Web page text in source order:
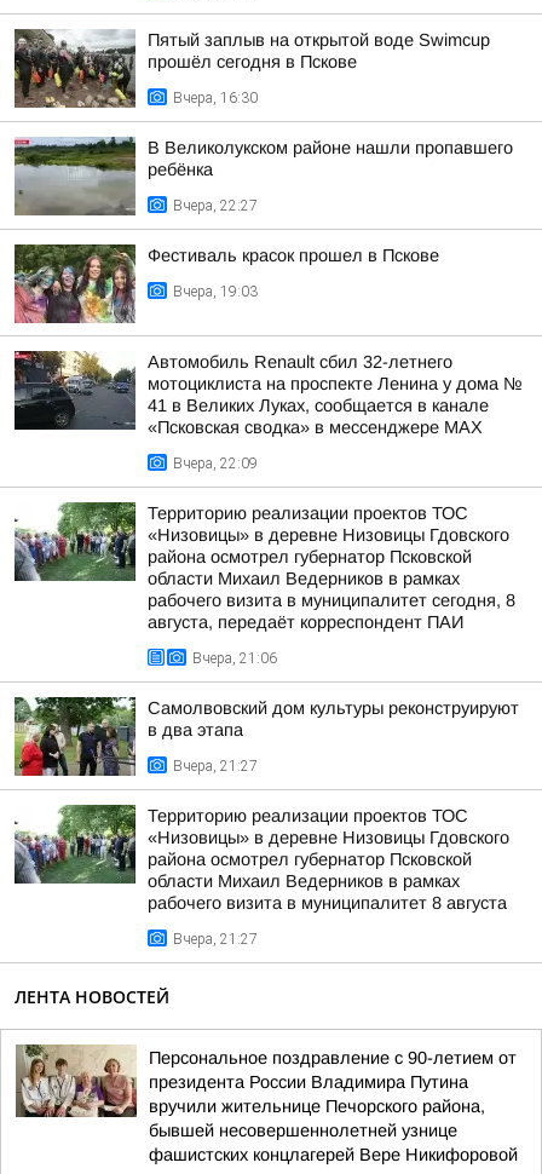
Пятый заплыв на открытой воде Swimcup
прошёл сегодня в Пскове
Вчера, 16:30
В Великолукском районе нашли пропавшего
ребёнка
Вчера, 22:27
Фестиваль красок прошел в Пскове
Вчера, 19:03
Автомобиль Renault сбил 32-летнего
мотоциклиста на проспекте Ленина у дома №
41 в Великих Луках, сообщается в канале
«Псковская сводка» в мессенджере MAX
Вчера, 22:09
Территорию реализации проектов ТОС
«Низовицы» в деревне Низовицы Гдовского
района осмотрел губернатор Псковской
области Михаил Ведерников в рамках
рабочего визита в муниципалитет сегодня, 8
августа, передаёт корреспондент ПАИ
Вчера, 21:06
Самолвовский дом культуры реконструируют
в два этапа
Вчера, 21:27
Территорию реализации проектов ТОС
«Низовицы» в деревне Низовицы Гдовского
района осмотрел губернатор Псковской
области Михаил Ведерников в рамках
рабочего визита в муниципалитет 8 августа
Вчера, 21:27
ЛЕНТА НОВОСТЕЙ
Персональное поздравление с 90-летием от
президента России Владимира Путина
вручили жительнице Печорского района,
бывшей несовершеннолетней узнице
фашистских концлагерей Вере Никифоровой